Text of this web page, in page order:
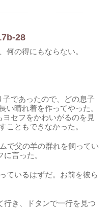
28
何の得にもならない。
であったので、どの息子
い晴れ着を作ってやった。
セフをかわいがるのを見
こともできなかった。
で父の羊の群れを飼ってい
言った。
ているはずだ。お前を彼ら
行き、ドタンで一行を見つ